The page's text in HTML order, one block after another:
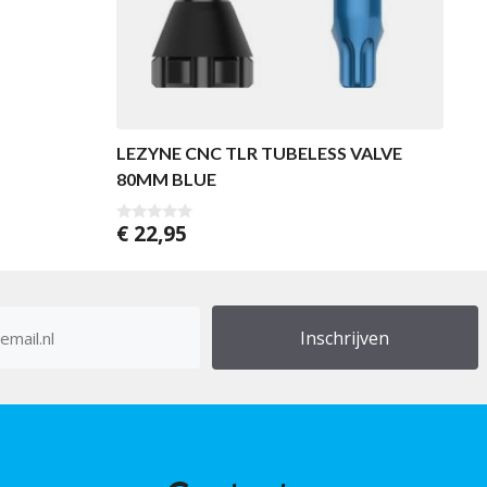
LEZYNE CNC TLR TUBELESS VALVE
80MM BLUE
0
v
€ 22,95